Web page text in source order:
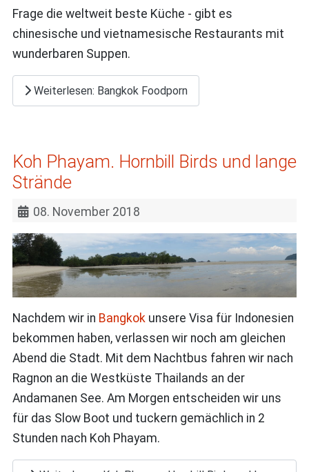
Frage die weltweit beste Küche - gibt es
chinesische und vietnamesische Restaurants mit
wunderbaren Suppen.
Weiterlesen: Bangkok Foodporn
Koh Phayam. Hornbill Birds und lange
Strände
08. November 2018
Nachdem wir in Bangkokunsere Visa für Indonesien
bekommen haben, verlassen wir noch am gleichen
Abend die Stadt. Mit dem Nachtbus fahren wir nach
Ragnon an die Westküste Thailands an der
Andamanen See. Am Morgen entscheiden wir uns
für das Slow Boot und tuckern gemächlich in 2
Stunden nach Koh Phayam.